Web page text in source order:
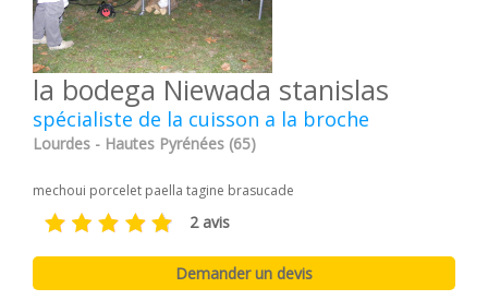
la bodega Niewada stanislas
spécialiste de la cuisson a la broche
Lourdes - Hautes Pyrénées (65)
mechoui porcelet paella tagine brasucade
2 avis